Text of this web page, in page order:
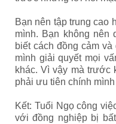
Bạn nên tập trung cao
mình. Bạn không nên
biết cách đồng cảm
mình giải quyết mọi
khác. Vì vậy mà trước
phải ưu tiên chính
Kết: Tuổi Ngọ công
với đồng nghiệp bị